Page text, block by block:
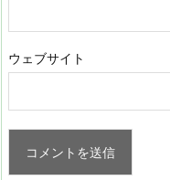
ウェブサイト